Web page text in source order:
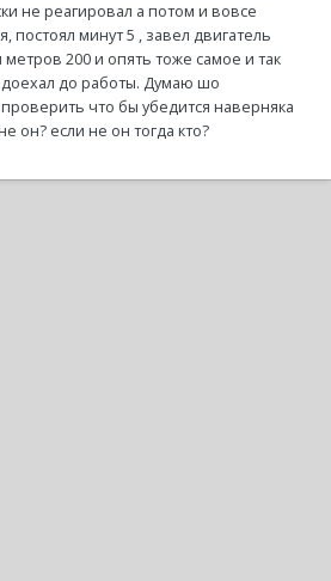
не реагировал а потом и вовсе
постоял минут 5 , завел двигатель
200 и опять тоже самое и так
доехал до работы. Думаю шо
что бы убедится наверняка
он? если не он тогда кто?